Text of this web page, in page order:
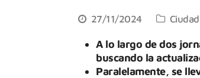
27/11/2024
A lo largo de dos
buscando la
Paralelamente, se